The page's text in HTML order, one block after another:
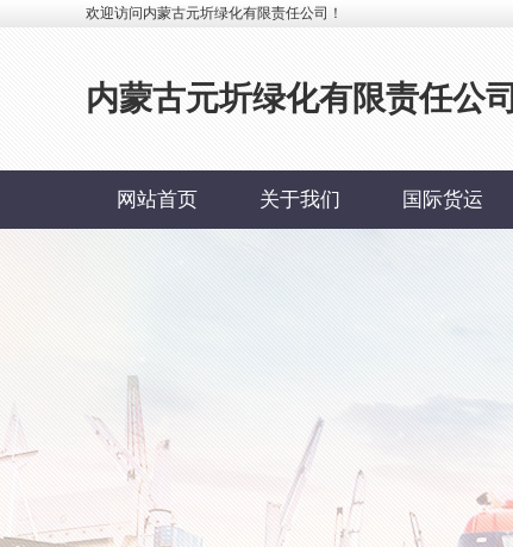
欢迎访问内蒙古元圻绿化有限责任公司！
内蒙古元圻绿化有限责任公司
网站首页 关于我们 国际货运